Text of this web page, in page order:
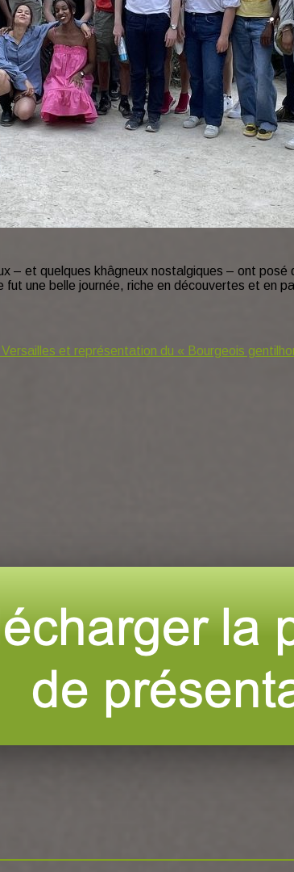
– et quelques khâgneux nostalgiques – ont
une belle journée, riche en découvertes et en
et représentation du « Bourgeois